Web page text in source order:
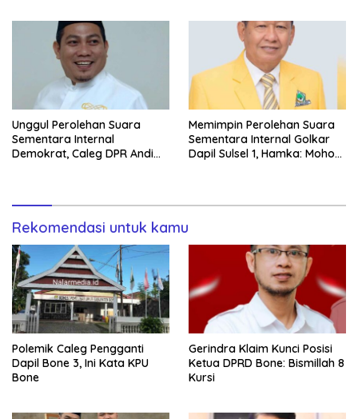
Unggul Perolehan Suara
Sementara Internal
Demokrat, Caleg DPR Andi
Memimpin Perolehan Suara
Sementara Internal Golkar
Dapil Sulsel 1, Hamka: Mohon
Rekomendasi untuk kamu
Polemik Caleg Pengganti
Dapil Bone 3, Ini Kata KPU
Bone
Gerindra Klaim Kunci Posisi
Ketua DPRD Bone: Bismillah 8
Kursi